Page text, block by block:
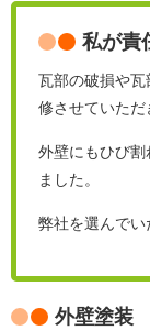
私が責
瓦部の破損や
修させていただ
外壁にもひび割
ました。
弊社を選んでい
外壁塗装